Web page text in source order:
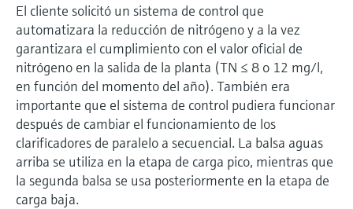
El cliente solicitó un sistema de control que
automatizara la reducción de nitrógeno y a la vez
garantizara el cumplimiento con el valor oficial de
nitrógeno en la salida de la planta (TN ≤ 8 o 12 mg/l,
en función del momento del año). También era
importante que el sistema de control pudiera funcionar
después de cambiar el funcionamiento de los
clarificadores de paralelo a secuencial. La balsa aguas
arriba se utiliza en la etapa de carga pico, mientras que
la segunda balsa se usa posteriormente en la etapa de
carga baja.